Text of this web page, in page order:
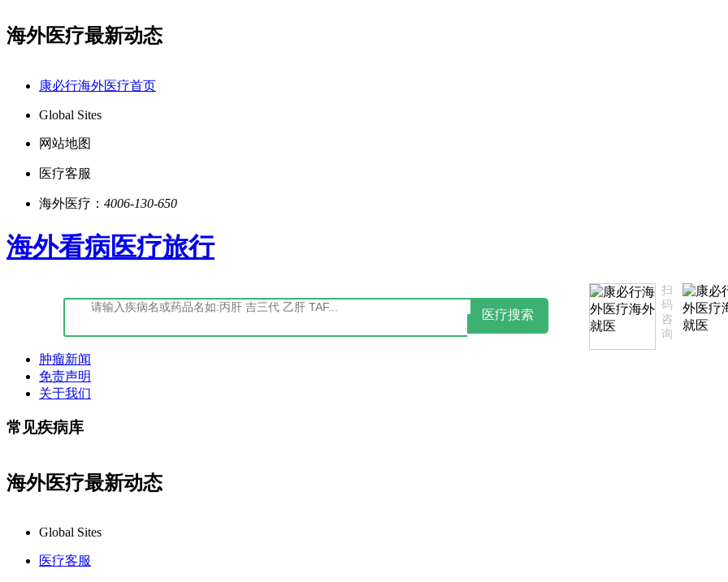
海外医疗最新动态
康必行海外医疗首页
Global Sites
网站地图
医疗客服
海外医疗： 4006-130-650
海外看病医疗旅行
医疗搜索
扫
码
咨
询
肿瘤新闻
免责声明
关于我们
常见疾病库
海外医疗最新动态
Global Sites
医疗客服